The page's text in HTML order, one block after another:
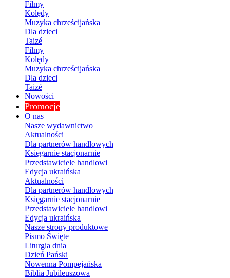
Filmy
Kolędy
Muzyka chrześcijańska
Dla dzieci
Taizé
Filmy
Kolędy
Muzyka chrześcijańska
Dla dzieci
Taizé
Nowości
Promocje
O nas
Nasze wydawnictwo
Aktualności
Dla partnerów handlowych
Księgarnie stacjonarnie
Przedstawiciele handlowi
Edycja ukraińska
Aktualności
Dla partnerów handlowych
Księgarnie stacjonarnie
Przedstawiciele handlowi
Edycja ukraińska
Nasze strony produktowe
Pismo Święte
Liturgia dnia
Dzień Pański
Nowenna Pompejańska
Biblia Jubileuszowa